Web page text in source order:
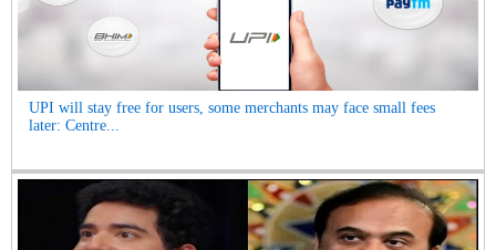
UPI will stay free for users, some merchants may face small fees
later: Centre...